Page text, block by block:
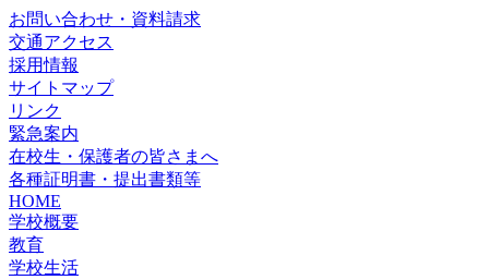
お問い合わせ・資料請求
交通アクセス
採用情報
サイトマップ
リンク
緊急案内
在校生・保護者の皆さまへ
各種証明書・提出書類等
HOME
学校概要
教育
学校生活